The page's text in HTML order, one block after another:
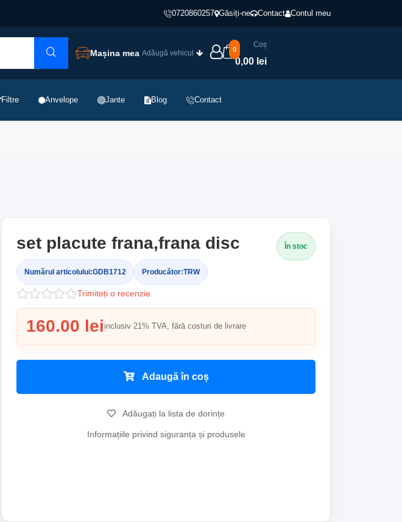
0720860257 Găsiți-ne Contact Contul meu
Mașina mea Adăugă vehicul 0
Coș
0,00 lei
Filtre Anvelope Jante Blog Contact
set placute frana,frana disc
Numărul articolului:GDB1712 Producător:TRW
În stoc
Trimiteți o recenzie
160.00 lei inclusiv 21% TVA, fără costuri de livrare
Adaugă în coș
Adăugați la lista de dorințe
Informațiile privind siguranța și produsele